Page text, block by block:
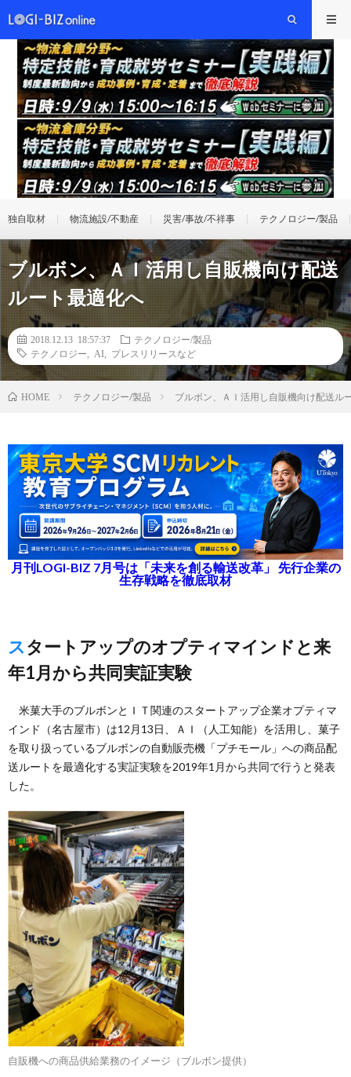
独自取材 物流施設/不動産 災害/事故/不祥事 テクノロジー/製品
ブルボン、ＡＩ活用し自販機向け配送
ルート最適化へ
2018.12.13 18:57:37
テクノロジー/製品
テクノロジー
AI プレスリリースなど
HOME テクノロジー/製品 ブルボン、ＡＩ活用し自販機向け配送ル
月刊LOGI-BIZ 7月号は「未来を創る輸送改革」 先行企業の
生存戦略を徹底取材
スタートアップのオプティマインドと来
年1月から共同実証実験
米菓大手のブルボンとＩＴ関連のスタートアップ企業オプティマ
インド（名古屋市）は12月13日、ＡＩ（人工知能）を活用し、菓子
を取り扱っているブルボンの自動販売機「プチモール」への商品配
送ルートを最適化する実証実験を2019年1月から共同で行うと発表
した。
自販機への商品供給業務のイメージ（ブルボン提供）